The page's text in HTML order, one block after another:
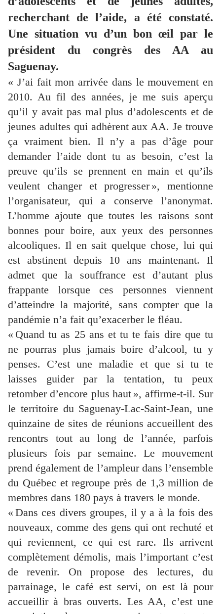
recherchant de l’aide, a été constaté.
Une situation vu d’un bon œil par le
président du congrès des AA au
Saguenay.
« J’ai fait mon arrivée dans le mouvement en
2010. Au fil des années, je me suis aperçu
qu’il y avait pas mal plus d’adolescents et de
jeunes adultes qui adhèrent aux AA. Je trouve
ça vraiment bien. Il n’y a pas d’âge pour
demander l’aide dont tu as besoin, c’est la
preuve qu’ils se prennent en main et qu’ils
veulent changer et progresser », mentionne
l’organisateur, qui a conserve l’anonymat.
L’homme ajoute que toutes les raisons sont
bonnes pour boire, aux yeux des personnes
alcooliques. Il en sait quelque chose, lui qui
est abstinent depuis 10 ans maintenant. Il
admet que la souffrance est d’autant plus
frappante lorsque ces personnes viennent
d’atteindre la majorité, sans compter que la
pandémie n’a fait qu’exacerber le fléau.
« Quand tu as 25 ans et tu te fais dire que tu
ne pourras plus jamais boire d’alcool, tu y
penses. C’est une maladie et que si tu te
laisses guider par la tentation, tu peux
retomber d’encore plus haut », affirme-t-il. Sur
le territoire du Saguenay-Lac-Saint-Jean, une
quinzaine de sites de réunions accueillent des
rencontrs tout au long de l’année, parfois
plusieurs fois par semaine. Le mouvement
prend également de l’ampleur dans l’ensemble
du Québec et regroupe près de 1,3 million de
membres dans 180 pays à travers le monde.
« Dans ces divers groupes, il y a à la fois des
nouveaux, comme des gens qui ont rechuté et
qui reviennent, ce qui est rare. Ils arrivent
complètement démolis, mais l’important c’est
de revenir. On propose des lectures, du
parrainage, le café est servi, on est là pour
accueillir à bras ouverts. Les AA, c’est une